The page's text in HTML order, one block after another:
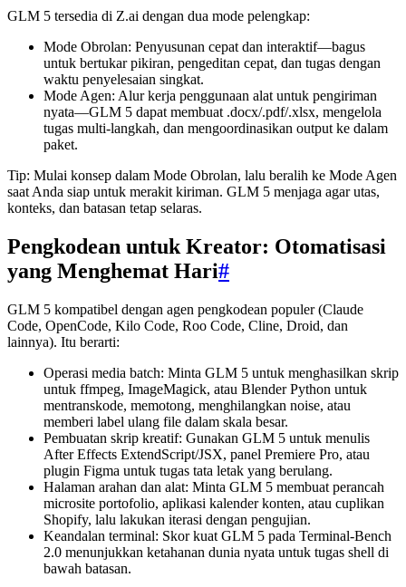
GLM 5 tersedia di Z.ai dengan dua mode pelengkap:
Mode Obrolan: Penyusunan cepat dan interaktif—bagus
untuk bertukar pikiran, pengeditan cepat, dan tugas dengan
waktu penyelesaian singkat.
Mode Agen: Alur kerja penggunaan alat untuk pengiriman
nyata—GLM 5 dapat membuat .docx/.pdf/.xlsx, mengelola
tugas multi-langkah, dan mengoordinasikan output ke dalam
paket.
Tip: Mulai konsep dalam Mode Obrolan, lalu beralih ke Mode Agen
saat Anda siap untuk merakit kiriman. GLM 5 menjaga agar utas,
konteks, dan batasan tetap selaras.
Pengkodean untuk Kreator: Otomatisasi
yang Menghemat Hari#
GLM 5 kompatibel dengan agen pengkodean populer (Claude
Code, OpenCode, Kilo Code, Roo Code, Cline, Droid, dan
lainnya). Itu berarti:
Operasi media batch: Minta GLM 5 untuk menghasilkan skrip
untuk ffmpeg, ImageMagick, atau Blender Python untuk
mentranskode, memotong, menghilangkan noise, atau
memberi label ulang file dalam skala besar.
Pembuatan skrip kreatif: Gunakan GLM 5 untuk menulis
After Effects ExtendScript/JSX, panel Premiere Pro, atau
plugin Figma untuk tugas tata letak yang berulang.
Halaman arahan dan alat: Minta GLM 5 membuat perancah
microsite portofolio, aplikasi kalender konten, atau cuplikan
Shopify, lalu lakukan iterasi dengan pengujian.
Keandalan terminal: Skor kuat GLM 5 pada Terminal-Bench
2.0 menunjukkan ketahanan dunia nyata untuk tugas shell di
bawah batasan.